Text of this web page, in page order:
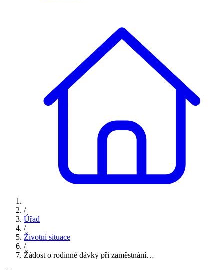
/
Úřad
/
Životní situace
/
Žádost o rodinné dávky při zaměstnání…